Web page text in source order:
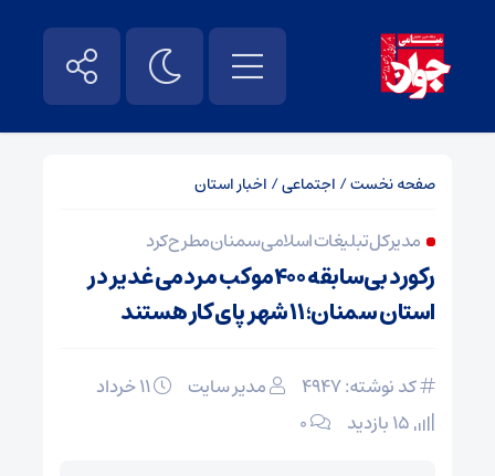
صفحه نخست/ اجتماعی/ اخبار استان
مدیرکل تبلیغات اسلامی سمنان مطرح کرد
رکورد بی‌سابقه ۴۰۰موکب مردمی غدیر در
استان سمنان؛ ۱۱ شهر پای کار هستند
کد نوشته: 4947 مدیر سایت
۰